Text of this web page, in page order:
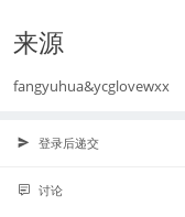
来源
fangyuhua&ycglovewxx
登录后递交
讨论